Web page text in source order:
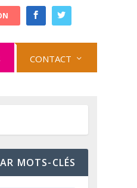
CONTACT
MOTS-CLÉS